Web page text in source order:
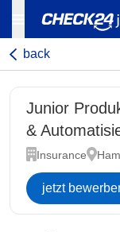
back
Junior
&
Insurance
jetzt